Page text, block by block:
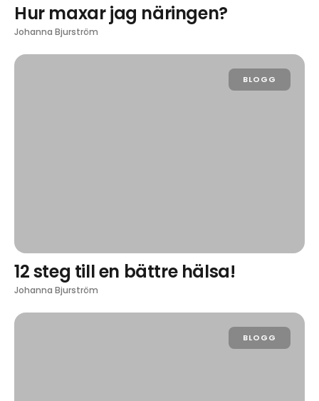
Hur maxar jag näringen?
Johanna Bjurström
BLOGG
12 steg till en bättre hälsa!
Johanna Bjurström
BLOGG